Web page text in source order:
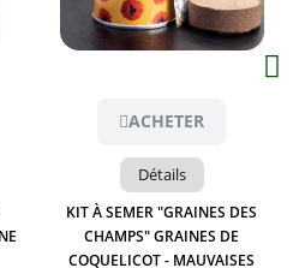
Aperçu
ACHETER
Détails
KIT À SEMER "GRAINES DES
CHAMPS" GRAINES DE
COQUELICOT - MAUVAISES